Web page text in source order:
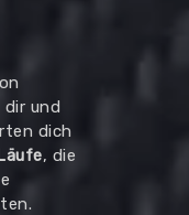
dir und
dich
, die